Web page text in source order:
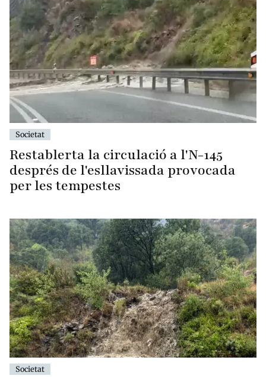
Societat
Restablerta la circulació a l'N-145
després de l'esllavissada provocada
per les tempestes
Societat